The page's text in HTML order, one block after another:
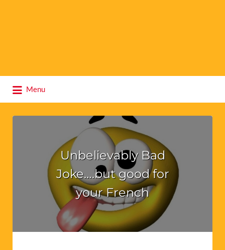
Menu
for:
Unbelievably Bad
Joke….but good for
your French